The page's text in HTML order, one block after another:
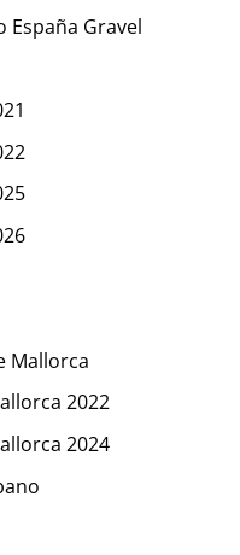
España Gravel
Mallorca
2022
2024